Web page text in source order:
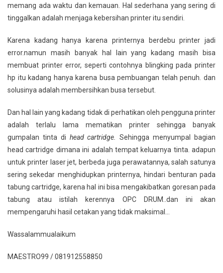
memang ada waktu dan kemauan. Hal sederhana yang sering di
tinggalkan adalah menjaga kebersihan printer itu sendiri.
Karena kadang hanya karena printernya berdebu printer jadi
error.namun masih banyak hal lain yang kadang masih bisa
membuat printer error, seperti contohnya blingking pada printer
hp itu kadang hanya karena busa pembuangan telah penuh. dan
solusinya adalah membersihkan busa tersebut.
Dan hal lain yang kadang tidak di perhatikan oleh pengguna printer
adalah terlalu lama mematikan printer sehingga banyak
gumpalan tinta di head cartridge.
Sehingga menyumpal bagian
head cartridge dimana ini adalah tempat keluarnya tinta. adapun
untuk printer laser jet, berbeda juga perawatannya, salah satunya
sering sekedar menghidupkan printernya, hindari benturan pada
tabung cartridge, karena hal ini bisa mengakibatkan goresan pada
tabung atau istilah kerennya OPC DRUM..dan ini akan
mempengaruhi hasil cetakan yang tidak maksimal…
Wassalammualaikum
MAESTRO99 / 081912558850